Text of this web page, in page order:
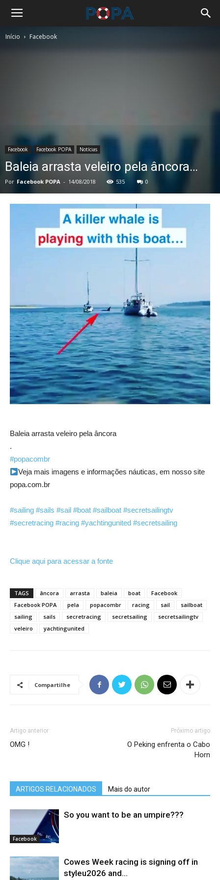
Início Facebook
Facebook Facebook POPA Notícias
Baleia arrasta veleiro pela âncora…
Por Facebook POPA - 14/08/2018 535 0
Baleia arrasta veleiro pela âncora
.
#popacombr
Veja mais imagens e informações náuticas, em nosso site
popa.com.br
#sailing #sails #sail #boat #sailboat #secretsailingtv
#secretracing #racing #yachtingunited #secretsailing
Clique aqui para acessar a fonte
TAGS âncora arrasta baleia boat
Facebook
Facebook POPA
pela popacombr racing sail
sailboat
sailing
sails secretracing secretsailing
secretsailingtv
veleiro
yachtingunited
Compartilhe
Artigo anterior
OMG !
Próximo artigo
O Peking enfrenta o Cabo
Horn
ARTIGOS RELACIONADOS Mais do autor
Facebook
So you want to be an umpire???
Cowes Week racing is signing off in
styleu2026 and...